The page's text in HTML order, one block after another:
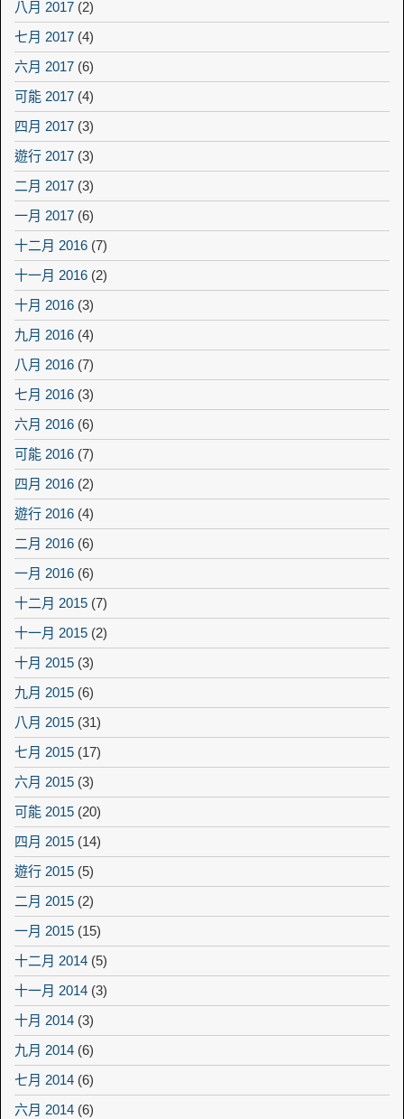
八月 2017 (2)
七月 2017 (4)
六月 2017 (6)
可能 2017 (4)
四月 2017 (3)
遊行 2017 (3)
二月 2017 (3)
一月 2017 (6)
十二月 2016 (7)
十一月 2016 (2)
十月 2016 (3)
九月 2016 (4)
八月 2016 (7)
七月 2016 (3)
六月 2016 (6)
可能 2016 (7)
四月 2016 (2)
遊行 2016 (4)
二月 2016 (6)
一月 2016 (6)
十二月 2015 (7)
十一月 2015 (2)
十月 2015 (3)
九月 2015 (6)
八月 2015 (31)
七月 2015 (17)
六月 2015 (3)
可能 2015 (20)
四月 2015 (14)
遊行 2015 (5)
二月 2015 (2)
一月 2015 (15)
十二月 2014 (5)
十一月 2014 (3)
十月 2014 (3)
九月 2014 (6)
七月 2014 (6)
六月 2014 (6)